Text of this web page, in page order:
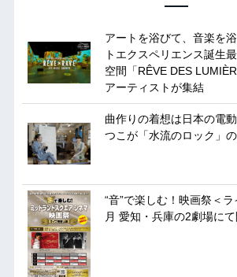
アートを浴びて、音楽を
トエクスペリエンス誕生
空間「RÊVE DES
アーティストが集結
曲作りの着想は日本の電
つこが「水流のロック」
“音”で楽しむ！映画祭＜
月 愛知・兵庫の2劇場にて